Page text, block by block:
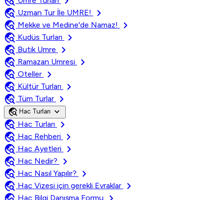
travel_explore Uzman Tur İle UMRE!
chevron_right
travel_explore Mekke ve Medine'de Namaz!
chevron_right
travel_explore Kudüs Turları
chevron_right
travel_explore Butik Umre
chevron_right
travel_explore Ramazan Umresi
chevron_right
travel_explore Oteller
chevron_right
travel_explore Kültür Turları
chevron_right
travel_explore Tüm Turlar chevron_right
travel_explore Hac Turları expand_more
travel_explore Hac Turları
chevron_right
travel_explore Hac Rehberi
chevron_right
travel_explore Hac Ayetleri
chevron_right
travel_explore Hac Nedir?
chevron_right
travel_explore Hac Nasıl Yapılır?
chevron_right
travel_explore Hac Vizesi için gerekli Evraklar
chevron_right
Hac Bilgi Danışma Formu